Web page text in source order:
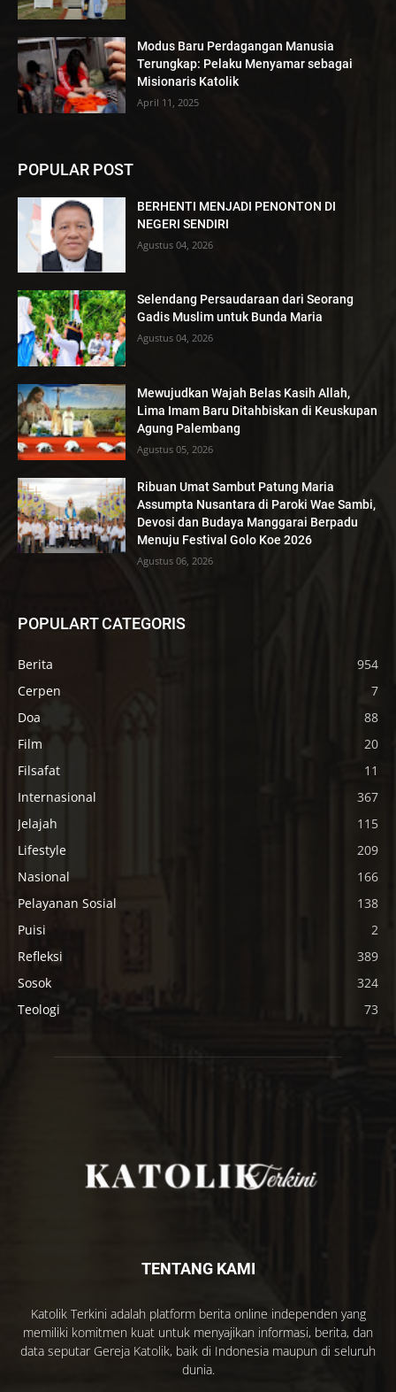
Modus Baru Perdagangan Manusia
Terungkap: Pelaku Menyamar sebagai
Misionaris Katolik
April 11, 2025
POPULAR POST
BERHENTI MENJADI PENONTON DI
NEGERI SENDIRI
Agustus 04, 2026
Selendang Persaudaraan dari Seorang
Gadis Muslim untuk Bunda Maria
Agustus 04, 2026
Mewujudkan Wajah Belas Kasih Allah,
Lima Imam Baru Ditahbiskan di Keuskupan
Agung Palembang
Agustus 05, 2026
Ribuan Umat Sambut Patung Maria
Assumpta Nusantara di Paroki Wae Sambi,
Devosi dan Budaya Manggarai Berpadu
Menuju Festival Golo Koe 2026
Agustus 06, 2026
POPULART CATEGORIS
Berita
954
Cerpen
7
Doa
88
Film
20
Filsafat
11
Internasional
367
Jelajah
115
Lifestyle
209
Nasional
166
Pelayanan Sosial
138
Puisi
2
Refleksi
389
Sosok
324
Teologi
73
TENTANG KAMI
Katolik Terkini adalah platform berita online independen yang
memiliki komitmen kuat untuk menyajikan informasi, berita, dan
data seputar Gereja Katolik, baik di Indonesia maupun di seluruh
dunia.